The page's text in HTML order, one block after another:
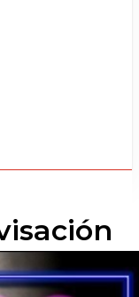
2020)